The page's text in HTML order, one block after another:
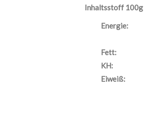
Inhaltsstoff 100g
Energie:
Fett:
KH:
Eiweiß: